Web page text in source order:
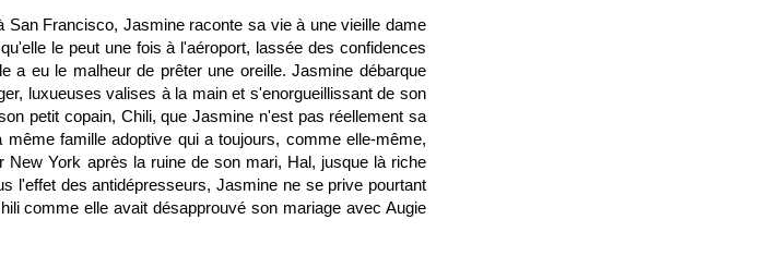
San Francisco, Jasmine raconte sa vie à une vieille dame
le peut une fois à l'aéroport, lassée des confidences
a eu le malheur de prêter une oreille. Jasmine débarque
luxueuses valises à la main et s'enorgueillissant de son
petit copain, Chili, que Jasmine n'est pas réellement sa
famille adoptive qui a toujours, comme elle-même,
York après la ruine de son mari, Hal, jusque là riche
l'effet des antidépresseurs, Jasmine ne se prive pourtant
comme elle avait désapprouvé son mariage avec Augie